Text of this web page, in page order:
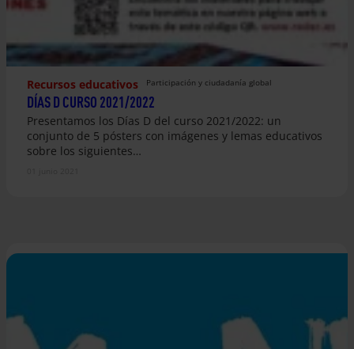
Recursos educativos Participación y ciudadanía global
DÍAS D CURSO 2021/2022
Presentamos los Días D del curso 2021/2022: un
conjunto de 5 pósters con imágenes y lemas educativos
sobre los siguientes…